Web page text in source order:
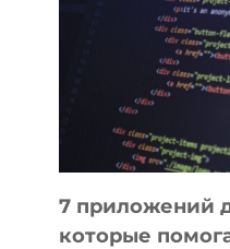
ДЛЯ
7 приложений
которые